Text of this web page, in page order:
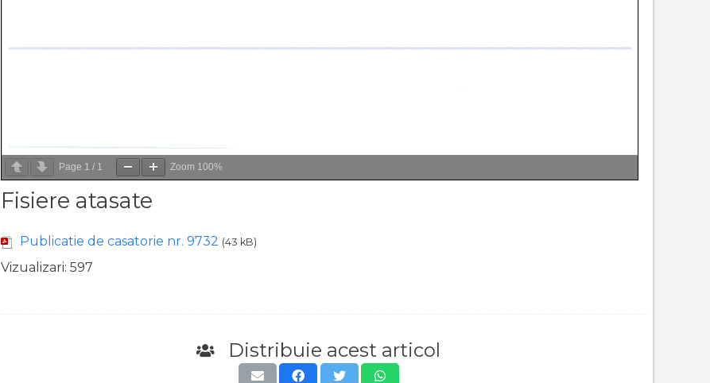
Page 1 / 1 Zoom 100%
Fisiere atasate
Publicatie de casatorie nr. 9732 (43 kB)
Vizualizari: 597
Distribuie acest articol